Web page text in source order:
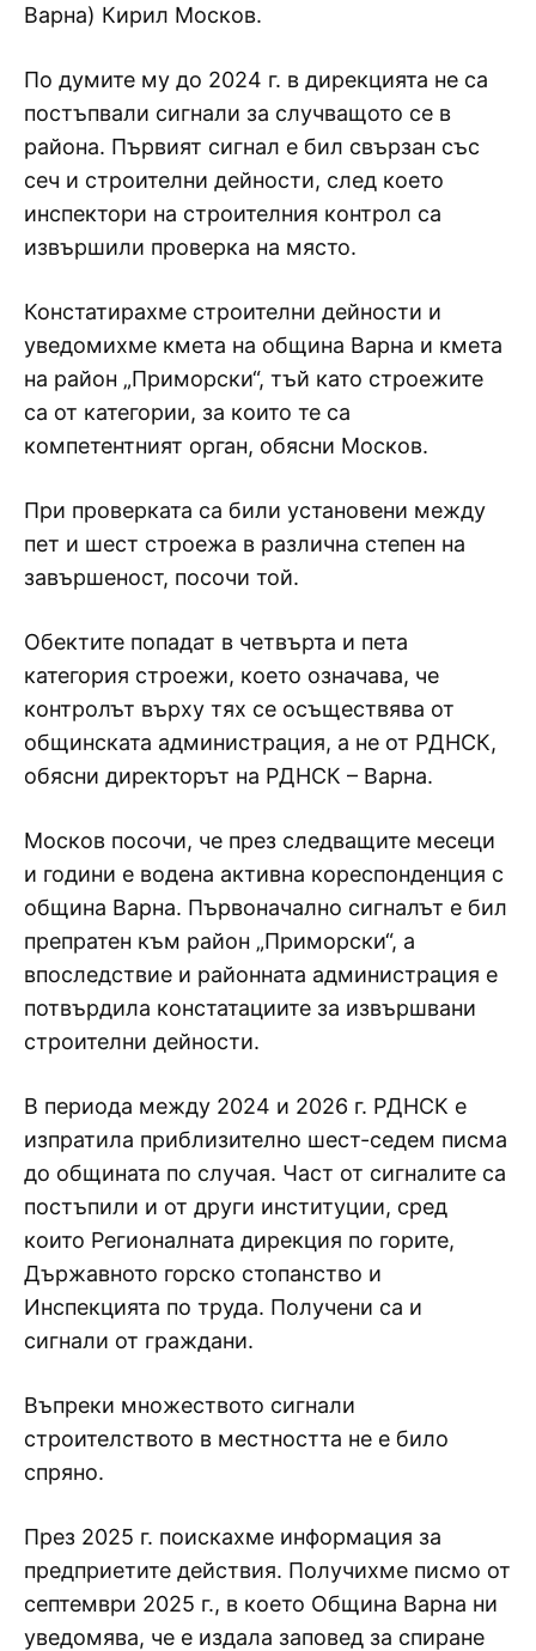
Варна) Кирил Москов.
По думите му до 2024 г. в дирекцията не са
постъпвали сигнали за случващото се в
района. Първият сигнал е бил свързан със
сеч и строителни дейности, след което
инспектори на строителния контрол са
извършили проверка на място.
Констатирахме строителни дейности и
уведомихме кмета на община Варна и кмета
на район „Приморски“, тъй като строежите
са от категории, за които те са
компетентният орган, обясни Москов.
При проверката са били установени между
пет и шест строежа в различна степен на
завършеност, посочи той.
Обектите попадат в четвърта и пета
категория строежи, което означава, че
контролът върху тях се осъществява от
общинската администрация, а не от РДНСК,
обясни директорът на РДНСК – Варна.
Москов посочи, че през следващите месеци
и години е водена активна кореспонденция с
община Варна. Първоначално сигналът е бил
препратен към район „Приморски“, а
впоследствие и районната администрация е
потвърдила констатациите за извършвани
строителни дейности.
В периода между 2024 и 2026 г. РДНСК е
изпратила приблизително шест-седем писма
до общината по случая. Част от сигналите са
постъпили и от други институции, сред
които Регионалната дирекция по горите,
Държавното горско стопанство и
Инспекцията по труда. Получени са и
сигнали от граждани.
Въпреки множеството сигнали
строителството в местността не е било
спряно.
През 2025 г. поискахме информация за
предприетите действия. Получихме писмо от
септември 2025 г., в което Община Варна ни
уведомява, че е издала заповед за спиране